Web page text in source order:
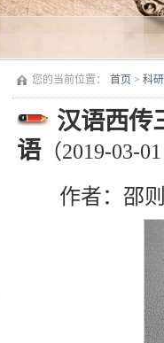
您的当前位置： 首页 > 科
汉语西传
语（2019-03-
作者：邵